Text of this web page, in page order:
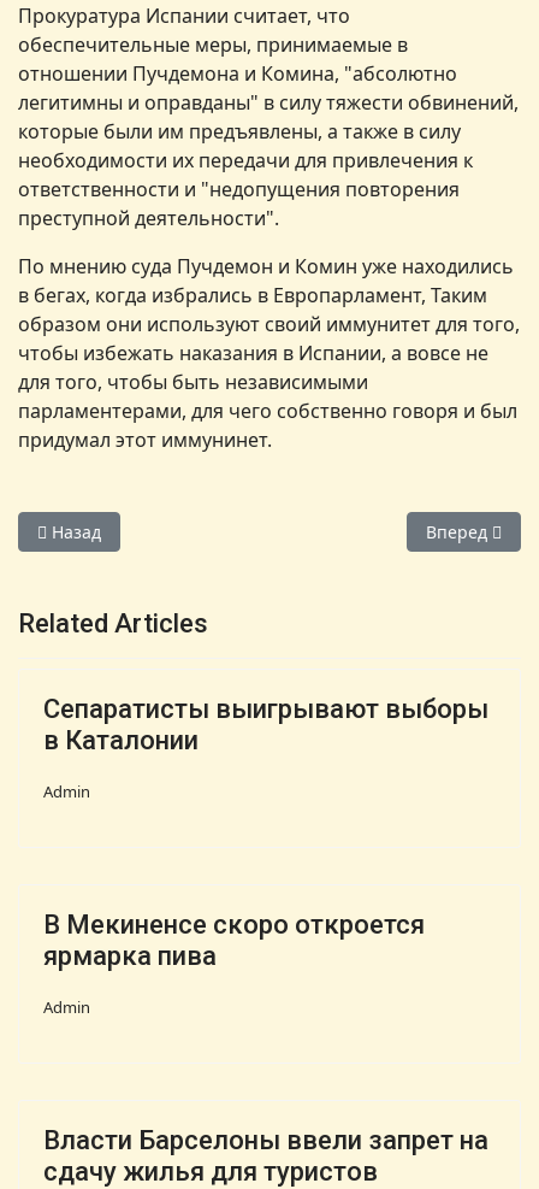
Прокуратура Испании считает, что
обеспечительные меры, принимаемые в
отношении Пучдемона и Комина, "абсолютно
легитимны и оправданы" в силу тяжести обвинений,
которые были им предъявлены, а также в силу
необходимости их передачи для привлечения к
ответственности и "недопущения повторения
преступной деятельности".
По мнению суда Пучдемон и Комин уже находились
в бегах, когда избрались в Европарламент, Таким
образом они используют своий иммунитет для того,
чтобы избежать наказания в Испании, а вовсе не
для того, чтобы быть независимыми
парламентерами, для чего собственно говоря и был
придумал этот иммунинет.
Предыдущий: Барселона не переходит на первую фазу
Назад Следующий:
Вперед
Related Articles
Сепаратисты выигрывают выборы
в Каталонии
Admin
В Мекиненсе скоро откроется
ярмарка пива
Admin
Власти Барселоны ввели запрет на
сдачу жилья для туристов